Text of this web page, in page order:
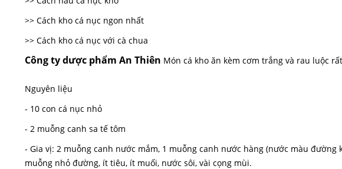
>> Cách kho cá nục ngon nhất
>> Cách kho cá nục với cà chua
Công ty dược phẩm An Thiên Món cá kho ăn kèm cơm trắng và rau luộc
Nguyên liệu
- 10 con cá nục nhỏ
- 2 muỗng canh sa tế tôm
- Gia vị: 2 muỗng canh nước mắm, 1 muỗng canh nước hàng (nước màu đường
muỗng nhỏ đường, ít tiêu, ít muối, nước sôi, vài cọng mùi.